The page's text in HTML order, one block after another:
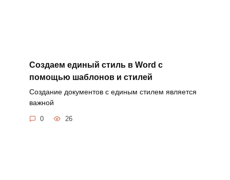
Создаем единый стиль в Word с
помощью шаблонов и стилей
Создание документов с единым стилем является
важной
0 26